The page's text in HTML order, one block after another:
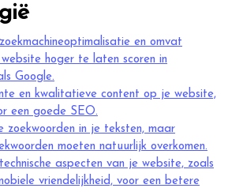
en omvat
hoger te laten scoren in
Google.
en kwalitatieve content op je website,
een goede SEO.
zoekwoorden in je teksten, maar
moeten natuurlijk overkomen.
aspecten van je website, zoals
vriendelijkheid, voor een betere